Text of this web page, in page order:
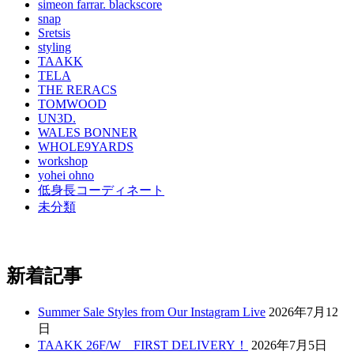
simeon farrar. blackscore
snap
Sretsis
styling
TAAKK
TELA
THE RERACS
TOMWOOD
UN3D.
WALES BONNER
WHOLE9YARDS
workshop
yohei ohno
低身長コーディネート
未分類
新着記事
Summer Sale Styles from Our Instagram Live 2026年7月12
日
TAAKK 26F/W FIRST DELIVERY！
2026年7月5日